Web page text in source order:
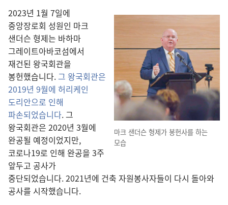
마크 샌더슨 형제가 봉헌사를 하는
모습
2023년 1월 7일에
중앙장로회 성원인 마크
샌더슨 형제는 바하마
그레이트아바코섬에서
재건된 왕국회관을
봉헌했습니다.그 왕국회관은
2019년 9월에 허리케인
도리안으로 인해
파손되었습니다. 그
왕국회관은 2020년 3월에
완공될 예정이었지만,
코로나19로 인해 완공을 3주
앞두고 공사가
중단되었습니다. 2021년에 건축 자원봉사자들이 다시 돌아와
공사를 시작했습니다.